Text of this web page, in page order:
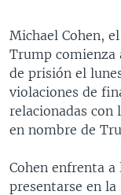
PANORAMA
ESTADOS
EL MUNDO AL
FORO [RADIO]
DEPORTIVO
SÍGANOS
Michael Cohen,
Trump comienza
de prisión el
violaciones de
relacionadas con
en nombre de
Cohen enfrenta
presentarse en